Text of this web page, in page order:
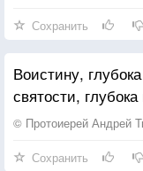
Их слова любят
В неё они
***
Взгляд
Которые
Отдает себя
Жизнь моя —
Каждый мой
Радость моя и
Как же я раньше
Сохранить
Воистину,
святости,
© Протоиерей Андрей
Сохранить